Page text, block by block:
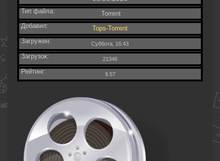
Тип файла:
.Torrent
Добавил:
Tops-Torrent
Загружен:
Суббота, 16:43
Загрузок: 21346
Рейтинг: 9.57